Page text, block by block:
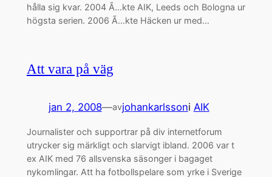
hålla sig kvar. 2004 Ã…kte AIK, Leeds och Bologna ur
högsta serien. 2006 Ã…kte Häcken ur med…
Att vara på väg
jan 2, 2008—avjohankarlssoni AIK
Journalister och supportrar på div internetforum
utrycker sig märkligt och slarvigt ibland. 2006 var t
ex AIK med 76 allsvenska säsonger i bagaget
nykomlingar. Att ha fotbollspelare som yrke i Sverige